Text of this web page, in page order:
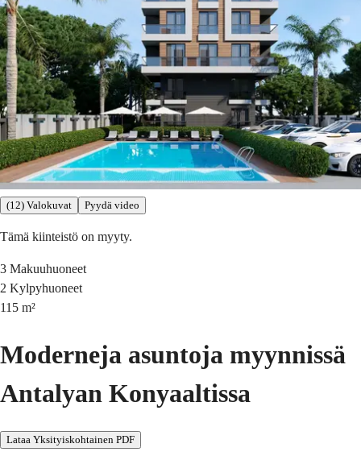
(12) Valokuvat Pyydä video
Tämä kiinteistö on myyty.
3 Makuuhuoneet
2 Kylpyhuoneet
115 m²
Moderneja asuntoja myynnissä
Antalyan Konyaaltissa
Lataa Yksityiskohtainen PDF